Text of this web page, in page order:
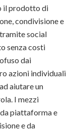
il prodotto di
condivisione e
social
senza costi
dai
azioni individuali
aiutare un
I mezzi
piattaforma e
e da